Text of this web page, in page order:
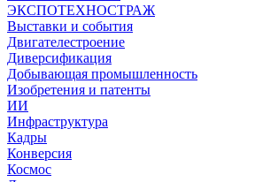
ЭКСПОТЕХНОСТРАЖ
Выставки и события
Двигателестроение
Диверсификация
Добывающая промышленность
Изобретения и патенты
ИИ
Инфраструктура
Кадры
Конверсия
Космос